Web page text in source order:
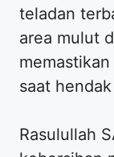
teladan
area mulut
saat
Rasulullah